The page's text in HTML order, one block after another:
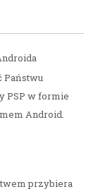
Państwu
PSP w formie
Android.
przybiera